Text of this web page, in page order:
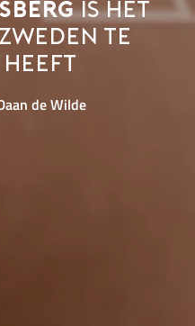
is het
te
heeft
de Wilde